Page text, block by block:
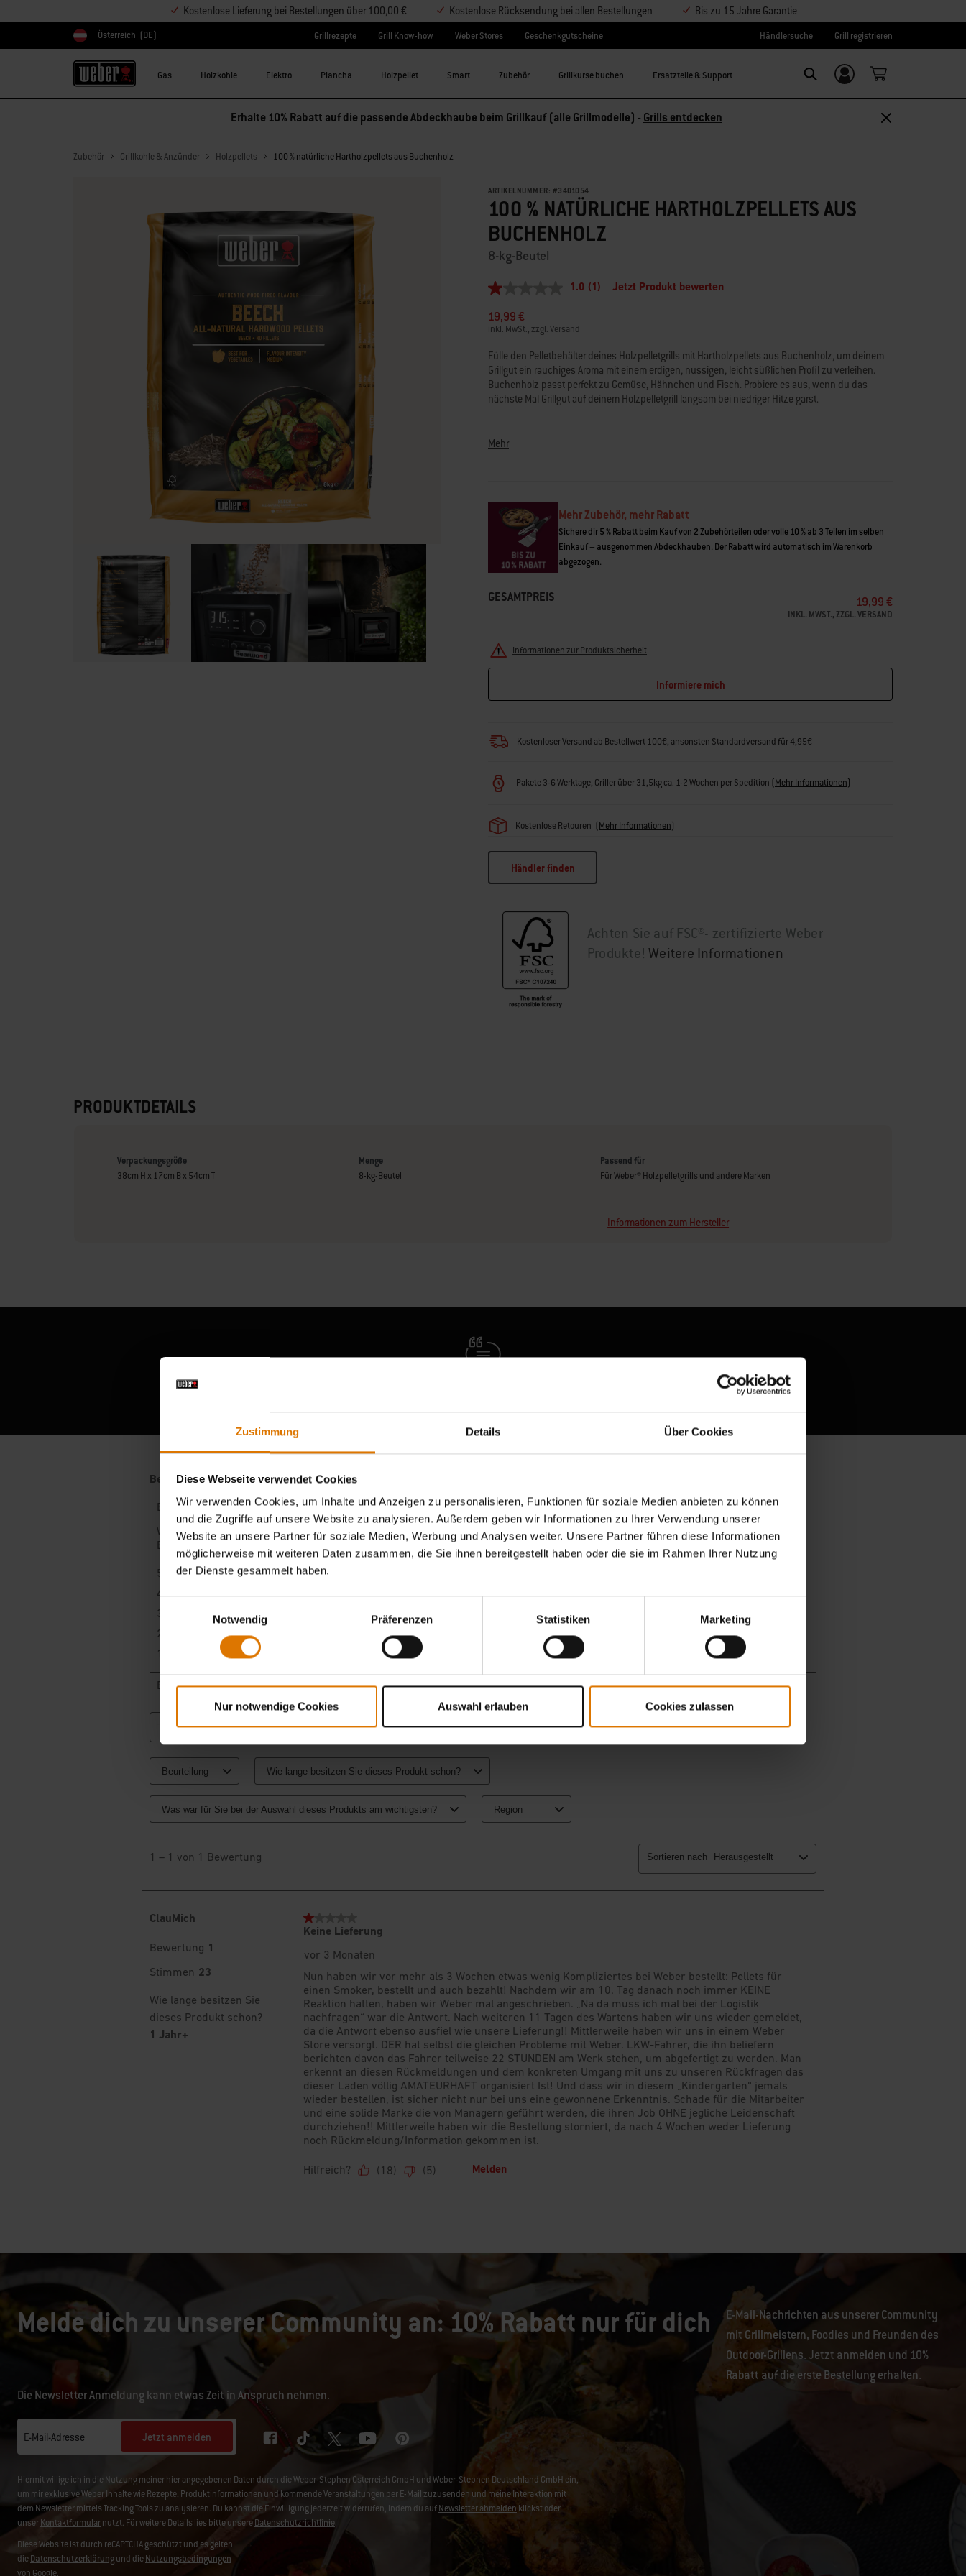
Zustimmung Details Über Cookies
Diese Webseite verwendet Cookies
Wir verwenden Cookies, um Inhalte und Anzeigen zu personalisieren, Funktionen für soziale Medien anbieten zu können
und die Zugriffe auf unsere Website zu analysieren. Außerdem geben wir Informationen zu Ihrer Verwendung unserer
Website an unsere Partner für soziale Medien, Werbung und Analysen weiter. Unsere Partner führen diese Informationen
möglicherweise mit weiteren Daten zusammen, die Sie ihnen bereitgestellt haben oder die sie im Rahmen Ihrer Nutzung
der Dienste gesammelt haben.
Notwendig
Präferenzen Statistiken Marketing
Nur notwendige Cookies Auswahl erlauben Cookies zulassen
Kostenlose Lieferung bei Bestellungen über 100,00 € Kostenlose Rücksendung bei allen Bestellungen Bis zu 15 Jahre Garantie
Land auswählen
Österreich (DE) Grillrezepte Grill Know-how Weber Stores Geschenkgutscheine Händlersuche Grill registrieren
Gas Holzkohle Elektro Plancha Holzpellet Smart Zubehör Grillkurse buchen Ersatzteile & Support
Einloggen/
Weber-ID
Erhalte 10% Rabatt auf die passende Abdeckhaube beim Grillkauf (alle Grillmodelle) - Grills entdecken
Zubehör Grillkohle & Anzünder Holzpellets 100 % natürliche Hartholzpellets aus Buchenholz
ARTIKELNUMMER: #3401054
100 % NATÜRLICHE HARTHOLZPELLETS AUS
BUCHENHOLZ
8-kg-Beutel
1.0
5
Sternen,
Durchschnittswert
der
Bewertung.
Read
a
Review.
Seite.
1.0 (1) Jetzt Produkt bewerten
19,99 €
inkl. MwSt., zzgl. Versand
Fülle den Pelletbehälter deines Holzpelletgrills mit Hartholzpellets aus Buchenholz, um deinem
Grillgut ein rauchiges Aroma mit einem erdigen, nussigen, leicht süßlichen Profil zu verleihen.
Buchenholz passt perfekt zu Gemüse, Hähnchen und Fisch. Probiere es aus, wenn du das
nächste Mal Grillgut auf deinem Holzpelletgrill langsam bei niedriger Hitze garst.
• Geschmacksintensität: Mittel
Mehr
Mehr Zubehör, mehr Rabatt
Sichere dir 5 % Rabatt beim Kauf von 2 Zubehörteilen oder volle 10 % ab 3 Teilen im selben
Einkauf – ausgenommen Abdeckhauben. Der Rabatt wird automatisch im Warenkorb
abgezogen.
GESAMTPREIS 19,99 €
INKL. MWST., ZZGL. VERSAND
Informationen zur Produktsicherheit
Informiere mich
Kostenloser Versand ab Bestellwert 100€, ansonsten Standardversand für 4,95€
Pakete 3-6 Werktage, Griller über 31,5kg ca. 1-2 Wochen per Spedition (Mehr Informationen)
Kostenlose Retouren (Mehr Informationen)
Händler finden
Achten Sie auf FSC®- zertifizierte Weber
Produkte!Weitere Informationen
PRODUKTDETAILS
Verpackungsgröße
38cm H x 17cm B x 54cm T
Menge
8-kg-Beutel
Passend für
Für Weber® Holzpelletgrills und andere Marken
Informationen zum Hersteller
Melde dich zu unserer Community an: 10% Rabatt nur für dich
E-Mail-Nachrichten aus unserer Community
mit Grillmeistern, Foodies und Freunden des
Outdoor-Grillens. Jetzt anmelden und 10%
Rabatt auf die erste Bestellung erhalten.
Die Newsletter Anmeldung kann etwas Zeit in Anspruch nehmen.
E-Mail-Adresse Jetzt anmelden
Hiermit willige ich in die Nutzung meiner hier angegebenen Daten durch die Weber-Stephen Österreich GmbH und Weber-Stephen Deutschland GmbH ein,
um mir exklusive Weber Inhalte wie Rezepte, Produktinformationen und kommende Veranstaltungen per E-Mail zuzusenden und meine Interaktion mit
dem Newsletter mittels Tracking Tools zu analysieren. Du kannst die Einwilligung jederzeit widerrufen, indem du aufNewsletter abmelden klickst oder
unserKontaktformularnutzt. Für weitere Details lies bitte unsereDatenschutzrichtlinie.
Diese Website ist durch reCAPTCHA geschützt und es gelten
dieDatenschutzerklärungund dieNutzungsbedingungen
von Google.